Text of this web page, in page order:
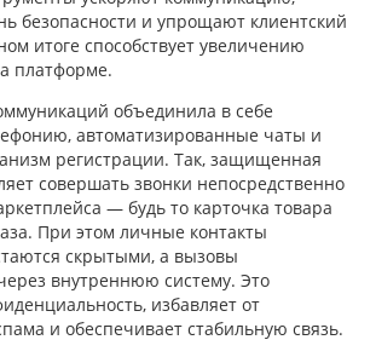
безопасности и упрощают клиентский
итоге способствует увеличению
платформе.
объединила в себе
автоматизированные чаты и
регистрации. Так, защищенная
совершать звонки непосредственно
— будь то карточка товара
При этом личные контакты
скрытыми, а вызовы
внутреннюю систему. Это
избавляет от
и обеспечивает стабильную связь.